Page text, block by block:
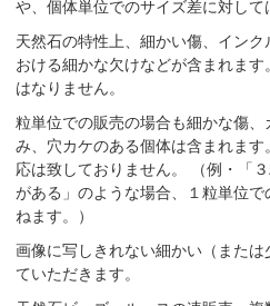
や、個体単位でのサイズ差に対して
天然石の特性上、細かい傷、イン
おける細かな欠けなどが含まれま
はなりません。
粒単位での販売の場合も細かな傷
み、穴カケのある個体は含まれま
応は致しておりません。 （例・「
がある」のような場合、１粒単位
ねます。）
画像に写しきれない細かい（また
ていただきます。